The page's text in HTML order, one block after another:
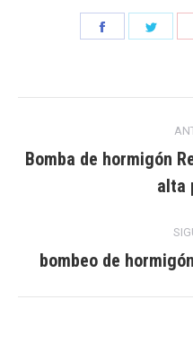
Compartir
entre
publicaciones
Bomba de hormigón
alta
bombeo de